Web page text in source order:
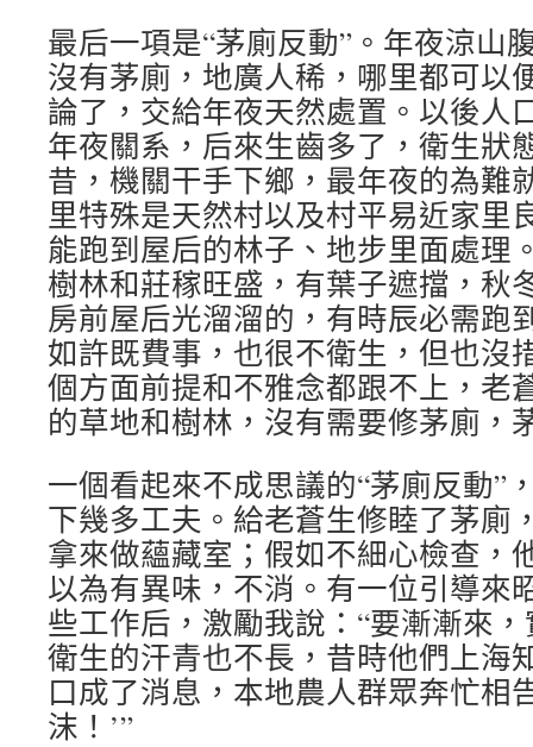
最后一項是“茅廁反動”。年夜涼山
沒有茅廁，地廣人稀，哪里都可以
論了，交給年夜天然處置。以後人
年夜關系，后來生齒多了，衛生狀
昔，機關干手下鄉，最年夜的為難
里特殊是天然村以及村平易近家里
能跑到屋后的林子、地步里面處理
樹林和莊稼旺盛，有葉子遮擋，秋
房前屋后光溜溜的，有時辰必需跑
如許既費事，也很不衛生，但也沒
個方面前提和不雅念都跟不上，老
的草地和樹林，沒有需要修茅廁，
一個看起來不成思議的“茅廁反動”
下幾多工夫。給老蒼生修睦了茅廁
拿來做蘊藏室；假如不細心檢查，
以為有異味，不消。有一位引導來
些工作后，激勵我說：“要漸漸來
衛生的汗青也不長，昔時他們上海
口成了消息，本地農人群眾奔忙相
沫！’”